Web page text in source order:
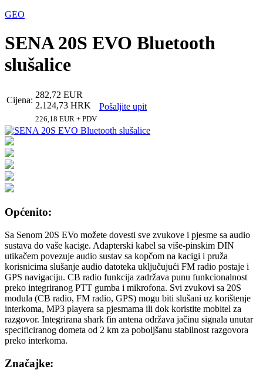
GEO
SENA 20S EVO Bluetooth
slušalice
Cijena:
282,72 EUR
2.124,73 HRK
Pošaljite upit
226,18 EUR + PDV
Općenito:
Sa Senom 20S EVo možete dovesti sve zvukove i pjesme sa audio
sustava do vaše kacige. Adapterski kabel sa više-pinskim DIN
utikačem povezuje audio sustav sa kopčom na kacigi i pruža
korisnicima slušanje audio datoteka uključujući FM radio postaje i
GPS navigaciju. CB radio funkcija zadržava punu funkcionalnost
preko integriranog PTT gumba i mikrofona. Svi zvukovi sa 20S
modula (CB radio, FM radio, GPS) mogu biti slušani uz korištenje
interkoma, MP3 playera sa pjesmama ili dok koristite mobitel za
razgovor. Integrirana shark fin antena održava jačinu signala unutar
specificiranog dometa od 2 km za poboljšanu stabilnost razgovora
preko interkoma.
Značajke: